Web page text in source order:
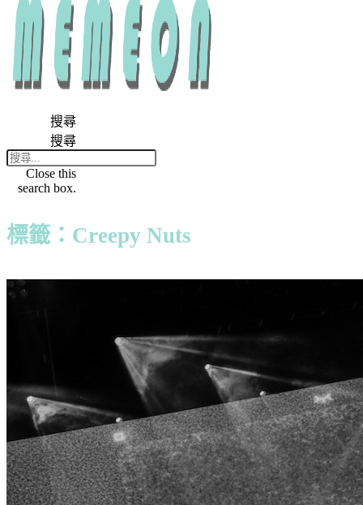
搜尋
搜尋
Close this
search box.
標籤：Creepy Nuts